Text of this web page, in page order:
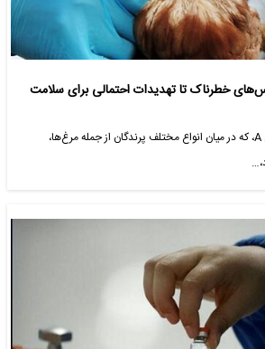
خطرناک تا تهدیدات احتمالی برای سلامت
ویروس آنفلوآنزای پرندگان نوع A، که در میان انواع مختلف پرندگان از جمله مرغ‌ها،